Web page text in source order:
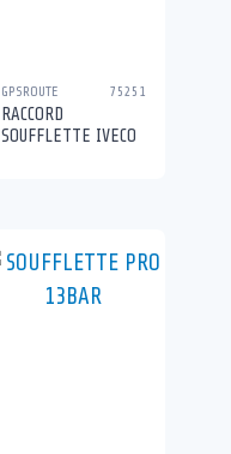
GPSROUTE 75251
RACCORD
SOUFFLETTE IVECO